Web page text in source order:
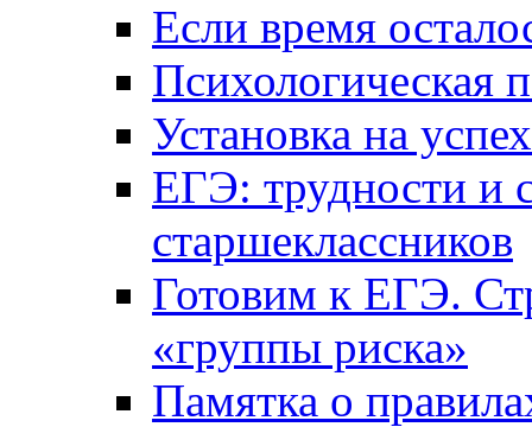
Если время
Психологическая
Установка на успех
ЕГЭ: трудности и
старшеклассников
Готовим к ЕГЭ.
«группы риска»
Памятка о